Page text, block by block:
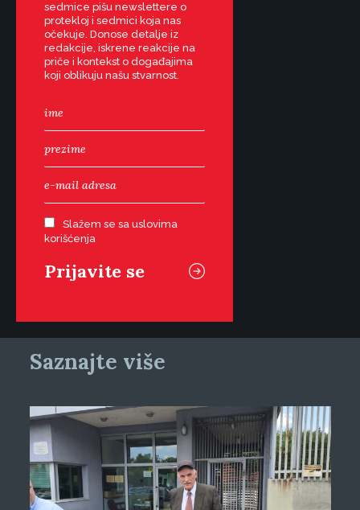
sedmice pišu newslettere o
protekloj i sedmici koja nas
očekuje. Donose detalje iz
redakcije, iskrene reakcije na
priče i kontekst o događajima
koji oblikuju našu stvarnost.
Slažem se sa uslovima
korišćenja
Saznajte više